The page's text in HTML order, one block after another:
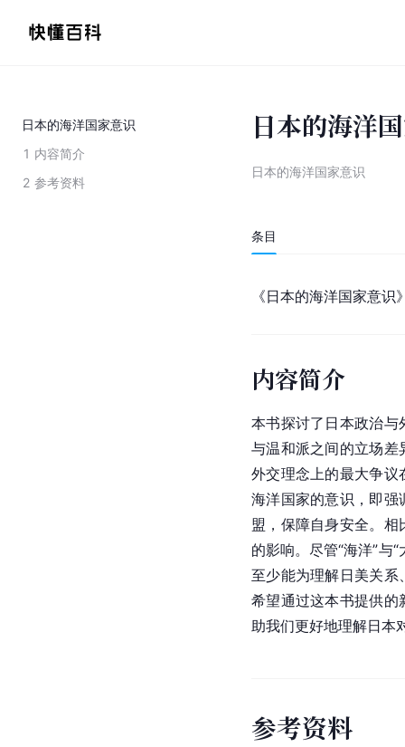
日本的海洋国家意识
1 内容简介
2 参考资料
日本的海洋
日本的海洋国家意识
条目
《日本的海洋国家意识
内容简介
本书探讨了日本政治
与温和派之间的立场差
外交理念上的最大争
海洋国家的意识，即强
盟，保障自身安全。
的影响。尽管“海洋”与
至少能为理解日美关
希望通过这本书提供的
助我们更好地理解日本
参考资料